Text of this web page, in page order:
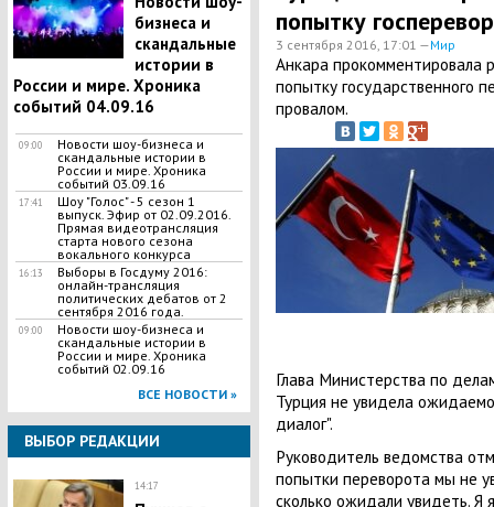
бизнеса и
скандальные
истории в
России и мире. Хроника
событий 04.09.16
09:00
Новости шоу-бизнеса и
скандальные истории в
России и мире. Хроника
событий 03.09.16
17:41
Шоу "Голос" - 5 сезон 1
выпуск. Эфир от 02.09.2016.
Прямая видеотрансляция
старта нового сезона
вокального конкурса
16:13
Выборы в Госдуму 2016:
онлайн-трансляция
политических дебатов от 2
сентября 2016 года.
09:00
Новости шоу-бизнеса и
скандальные истории в
России и мире. Хроника
событий 02.09.16
ВСЕ НОВОСТИ »
ВЫБОР РЕДАКЦИИ
14:17
попытку
3 сентября 2016, 17:01 —Мир
​Анкара прокомментировала
попытку государственного
провалом.
Глава Министерства по
Турция не увидела
диалог".
Руководитель ведомства
попытки переворота мы не
сколько ожидали увидеть.